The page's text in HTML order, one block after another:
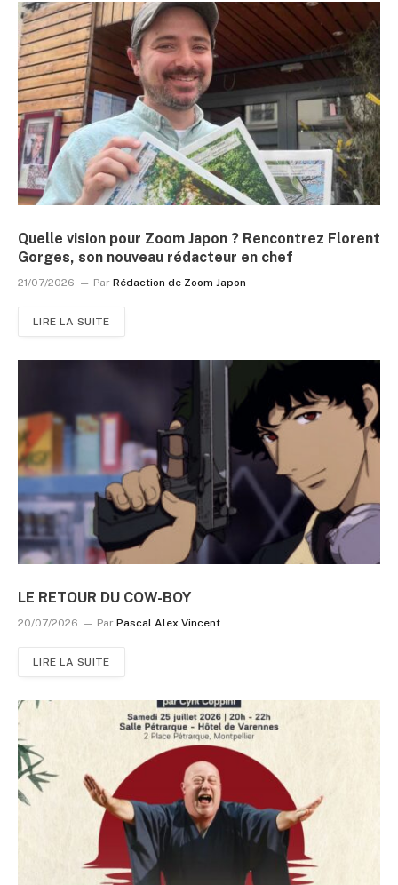
Quelle vision pour Zoom Japon ? Rencontrez Florent
Gorges, son nouveau rédacteur en chef
21/07/2026 Par Rédaction de Zoom Japon
LIRE LA SUITE
LE RETOUR DU COW-BOY
20/07/2026 Par Pascal Alex Vincent
LIRE LA SUITE